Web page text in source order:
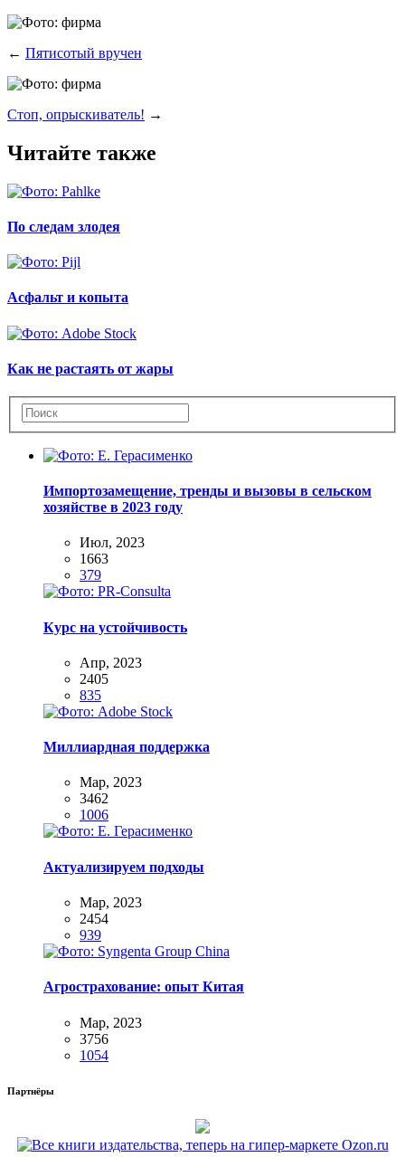
← Пятисотый вручен
Стоп, опрыскиватель! →
Читайте также
По следам злодея
Асфальт и копыта
Как не растаять от жары
Импортозамещение, тренды и вызовы в сельском
хозяйстве в 2023 году
Июл, 2023
1663
379
Курс на устойчивость
Апр, 2023
2405
835
Миллиардная поддержка
Мар, 2023
3462
1006
Актуализируем подходы
Мар, 2023
2454
939
Агрострахование: опыт Китая
Мар, 2023
3756
1054
Партнёры